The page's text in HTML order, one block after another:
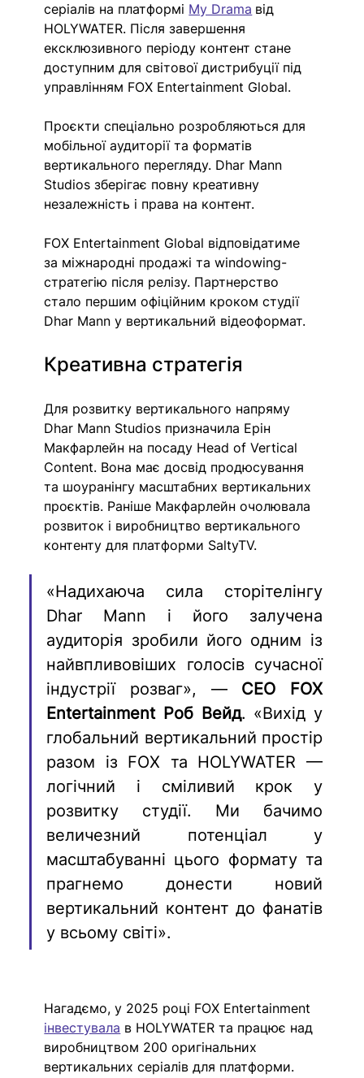
серіалів на платформі My Drama від
HOLYWATER. Після завершення
ексклюзивного періоду контент стане
доступним для світової дистрибуції під
управлінням FOX Entertainment Global.
Проєкти спеціально розробляються для
мобільної аудиторії та форматів
вертикального перегляду. Dhar Mann
Studios зберігає повну креативну
незалежність і права на контент.
FOX Entertainment Global відповідатиме
за міжнародні продажі та windowing-
стратегію після релізу. Партнерство
стало першим офіційним кроком студії
Dhar Mann у вертикальний відеоформат.
Креативна стратегія
Для розвитку вертикального напряму
Dhar Mann Studios призначила Ерін
Макфарлейн на посаду Head of Vertical
Content. Вона має досвід продюсування
та шоуранінгу масштабних вертикальних
проєктів. Раніше Макфарлейн очолювала
розвиток і виробництво вертикального
контенту для платформи SaltyTV.
«Надихаюча сила сторітелінгу
Dhar Mann і його залучена
аудиторія зробили його одним із
найвпливовіших голосів сучасної
індустрії розваг», — CEO FOX
Entertainment Роб Вейд. «Вихід у
глобальний вертикальний простір
разом із FOX та HOLYWATER —
логічний і сміливий крок у
розвитку студії. Ми бачимо
величезний потенціал у
масштабуванні цього формату та
прагнемо донести новий
вертикальний контент до фанатів
у всьому світі».
Нагадємо, у 2025 році FOX Entertainment
інвестувала в HOLYWATER та працює над
виробництвом 200 оригінальних
вертикальних серіалів для платформи.